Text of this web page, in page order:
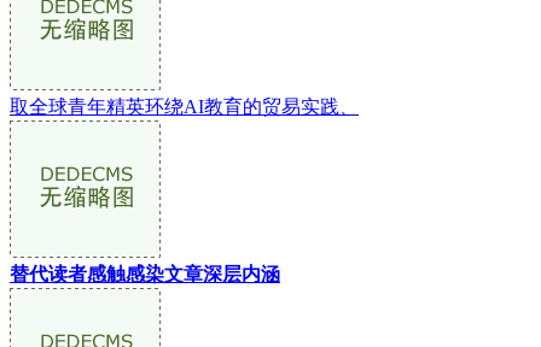
取全球青年精英环绕AI教育的贸易实践、
替代读者感触感染文章深层内涵